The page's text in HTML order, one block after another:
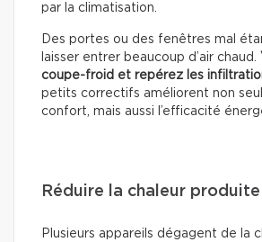
par la climatisation.
Des portes ou des fenêtres mal
laisser entrer beaucoup d’air chaud.
coupe-froid et repérez les
petits correctifs améliorent non
confort, mais aussi l’efficacité
Réduire la chaleur produite
Plusieurs appareils dégagent de la